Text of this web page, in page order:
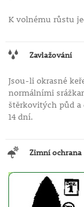
K volnému růstu
Zavlažování
Jsou-li okrasné
normálními
štěrkovitých půd a
14 dní.
Zimní ochrana